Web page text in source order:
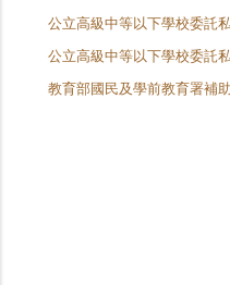
公立高級中等以下學校委託
公立高級中等以下學校委託
教育部國民及學前教育署補